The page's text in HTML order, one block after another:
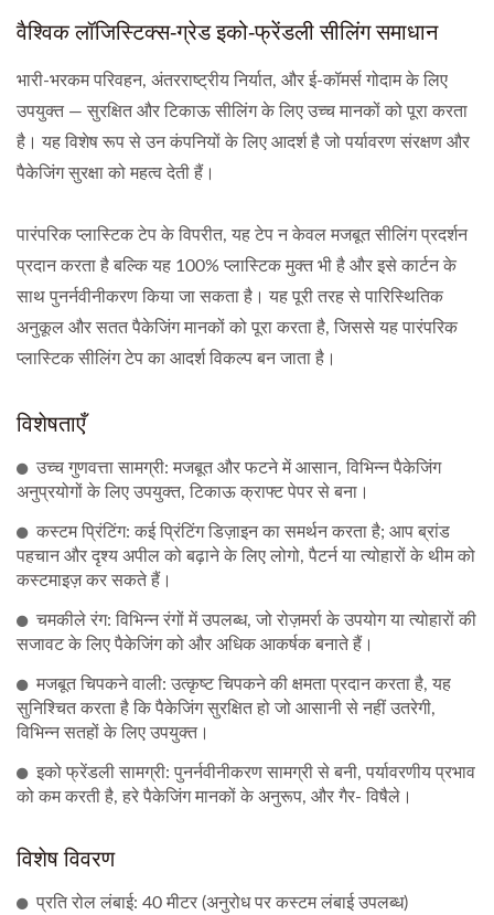
वैश्विक लॉजिस्टिक्स-ग्रेड इको-फ्रेंडली सीलिंग समाधान
भारी-भरकम परिवहन, अंतरराष्ट्रीय निर्यात, और ई-कॉमर्स गोदाम के लिए
उपयुक्त — सुरक्षित और टिकाऊ सीलिंग के लिए उच्च मानकों को पूरा करता
है। यह विशेष रूप से उन कंपनियों के लिए आदर्श है जो पर्यावरण संरक्षण और
पैकेजिंग सुरक्षा को महत्व देती हैं।
पारंपरिक प्लास्टिक टेप के विपरीत, यह टेप न केवल मजबूत सीलिंग प्रदर्शन
प्रदान करता है बल्कि यह 100% प्लास्टिक मुक्त भी है और इसे कार्टन के
साथ पुनर्नवीनीकरण किया जा सकता है। यह पूरी तरह से पारिस्थितिक
अनुकूल और सतत पैकेजिंग मानकों को पूरा करता है, जिससे यह पारंपरिक
प्लास्टिक सीलिंग टेप का आदर्श विकल्प बन जाता है।
विशेषताएँ
उच्च गुणवत्ता सामग्री: मजबूत और फटने में आसान, विभिन्न पैकेजिंग
अनुप्रयोगों के लिए उपयुक्त, टिकाऊ क्राफ्ट पेपर से बना।
कस्टम प्रिंटिंग: कई प्रिंटिंग डिज़ाइन का समर्थन करता है; आप ब्रांड
पहचान और दृश्य अपील को बढ़ाने के लिए लोगो, पैटर्न या त्योहारों के थीम को
कस्टमाइज़ कर सकते हैं।
चमकीले रंग: विभिन्न रंगों में उपलब्ध, जो रोज़मर्रा के उपयोग या त्योहारों की
सजावट के लिए पैकेजिंग को और अधिक आकर्षक बनाते हैं।
मजबूत चिपकने वाली: उत्कृष्ट चिपकने की क्षमता प्रदान करता है, यह
सुनिश्चित करता है कि पैकेजिंग सुरक्षित हो जो आसानी से नहीं उतरेगी,
विभिन्न सतहों के लिए उपयुक्त।
इको फ्रेंडली सामग्री: पुनर्नवीनीकरण सामग्री से बनी, पर्यावरणीय प्रभाव
को कम करती है, हरे पैकेजिंग मानकों के अनुरूप, और गैर- विषैले।
विशेष विवरण
प्रति रोल लंबाई: 40 मीटर (अनुरोध पर कस्टम लंबाई उपलब्ध)